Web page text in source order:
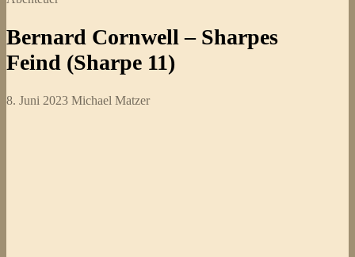
Bernard Cornwell – Sharpes
Feind (Sharpe 11)
8. Juni 2023 Michael Matzer